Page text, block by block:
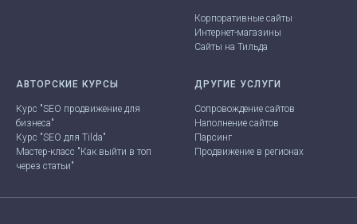
Корпоративные сайты
Интернет-магазины
Сайты на Тильда
АВТОРСКИЕ КУРСЫ
Курс "SEO продвижение для
бизнеса"
Курс "SEO для Tilda"
Мастер-класс "Как выйти в топ
через статьи"
ДРУГИЕ УСЛУГИ
Сопровождение сайтов
Наполнение сайтов
Парсинг
Продвижение в регионах